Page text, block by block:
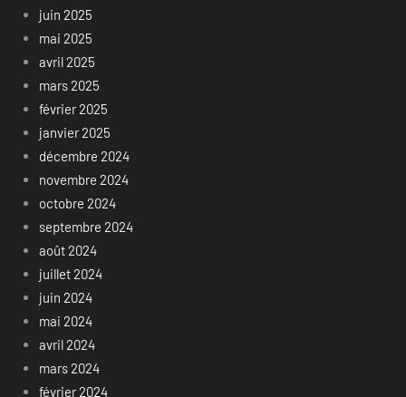
juin 2025
mai 2025
avril 2025
mars 2025
février 2025
janvier 2025
décembre 2024
novembre 2024
octobre 2024
septembre 2024
août 2024
juillet 2024
juin 2024
mai 2024
avril 2024
mars 2024
février 2024